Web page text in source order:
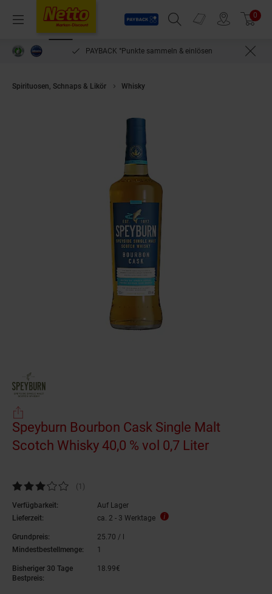
Menü
Payback
Suchfeld einblenden
Prospekte 0
PAYBACK °Punkte sammeln & einlösen
Spirituosen, Schnaps & Likör Whisky
Speyburn Bourbon Cask Single Malt
Scotch Whisky 40,0 % vol 0,7 Liter
Kundenbewertung: 3 von 5 Sternen
(1 Kundenbewertungen
)
Verfügbarkeit:
Auf Lager
Lieferzeit:
ca. 2 - 3 Werktage
Grundpreis: 25.70 / l
Mindestbestellmenge:
1
Bisheriger 30 Tage
Bestpreis:
18.99€